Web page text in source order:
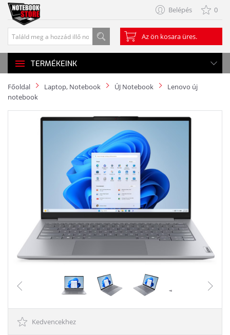
Belépés 0
Az ön kosara üres.
TERMÉKEINK
Főoldal Laptop, Notebook ÚJ Notebook
Lenovo új
notebook
Kedvencekhez